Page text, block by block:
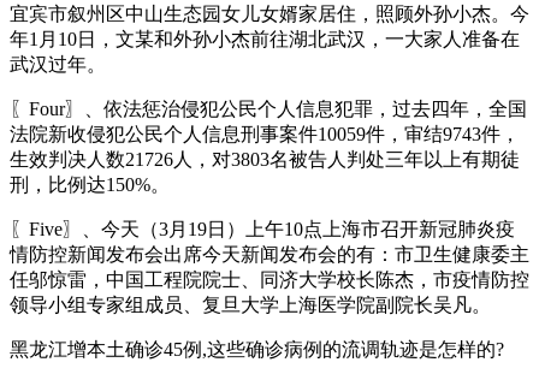
宜宾市叙州区中山生态园女儿女婿家居住，照顾外孙小杰。今
年1月10日，文某和外孙小杰前往湖北武汉，一大家人准备在
武汉过年。
〖Four〗、依法惩治侵犯公民个人信息犯罪，过去四年，全国
法院新收侵犯公民个人信息刑事案件10059件，审结9743件，
生效判决人数21726人，对3803名被告人判处三年以上有期徒
刑，比例达150%。
〖Five〗、今天（3月19日）上午10点上海市召开新冠肺炎疫
情防控新闻发布会出席今天新闻发布会的有：市卫生健康委主
任邬惊雷，中国工程院院士、同济大学校长陈杰，市疫情防控
领导小组专家组成员、复旦大学上海医学院副院长吴凡。
黑龙江增本土确诊45例,这些确诊病例的流调轨迹是怎样的?